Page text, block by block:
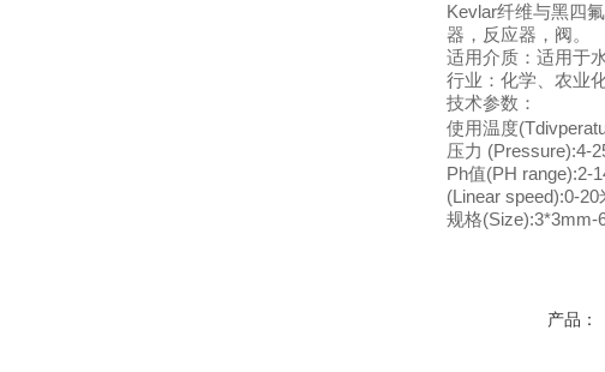
Kevlar纤维与黑四
器，反应器，阀。
适用介质：适用于
行业：化学、农业
技术参数：
使用温度
压力 (Pressure):4-
Ph值(PH range):2-
(Linear speed):0-20
规格(Size):3*3mm-
产品：